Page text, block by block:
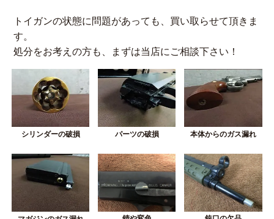
トイガンの状態に問題があっても、買い取らせて頂きま
す。
処分をお考えの方も、まずは当店にご相談下さい！
シリンダーの破損 パーツの破損 本体からのガス漏れ